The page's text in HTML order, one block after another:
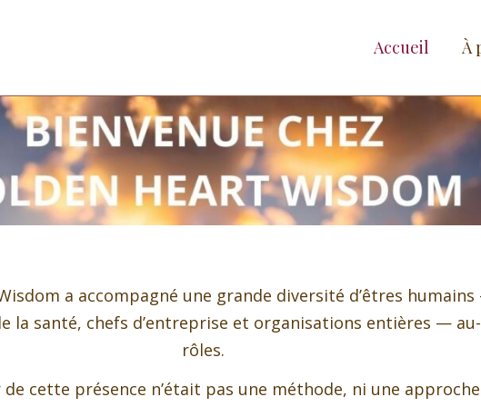
Accueil À
a accompagné une grande diversité d’êtres
la santé, chefs d’entreprise et organisations entières —
rôles.
cette présence n’était pas une méthode, ni une approche